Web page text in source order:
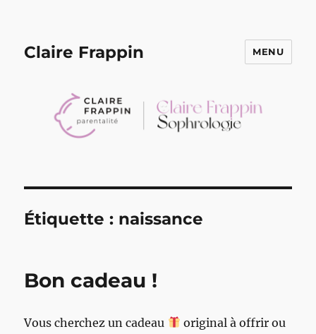
Claire Frappin MENU
Étiquette : naissance
Bon cadeau !
Vous cherchez un cadeau
original à offrir ou